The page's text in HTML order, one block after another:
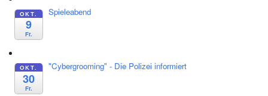
OKT.
9
Fr.
Spieleabend
OKT.
30
Fr.
"Cybergrooming" - Die Polizei informiert